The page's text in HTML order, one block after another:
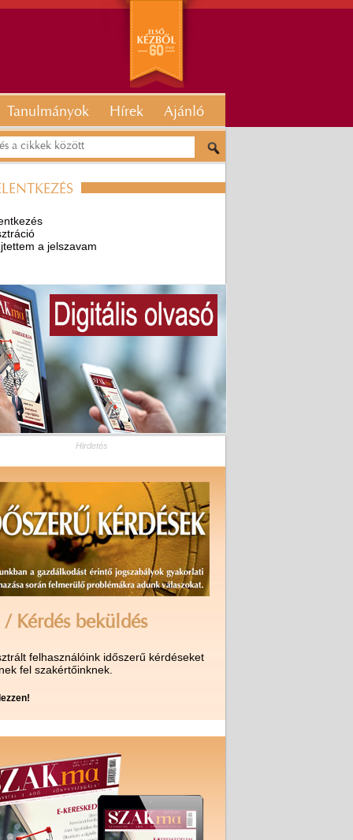
Tanulmányok Hírek Ajánló
a jelszavam
Hirdetés
/ Kérdés beküldés
felhasználóink időszerű kérdéseket
fel szakértőinknek.